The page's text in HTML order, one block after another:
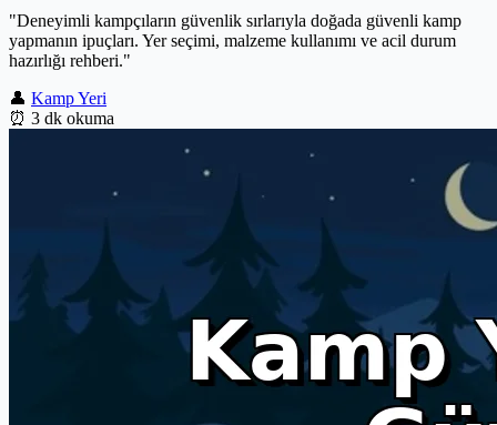
"Deneyimli kampçıların güvenlik sırlarıyla doğada güvenli kamp
yapmanın ipuçları. Yer seçimi, malzeme kullanımı ve acil durum
hazırlığı rehberi."
👤 Kamp Yeri
⏰ 3 dk okuma